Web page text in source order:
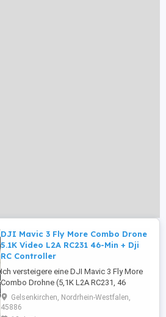
DJI Mavic 3 Fly More Combo Drone
5.1K Video L2A RC231 46-Min + Dji
RC Controller
Ich versteigere eine DJI Mavic 3 Fly More
Combo Drohne (5,1K L2A RC231, 46
Minuten Flugzeit) mit Fernsteuerung. Alle
abgebildeten Artikel sind im Lieferumfang
Gelsenkirchen, Nordrhein-Westfalen,
45886